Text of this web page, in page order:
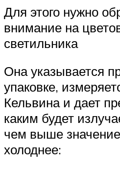
Для этого нужно
внимание на
светильника
Она указывается
упаковке,
Кельвина и дает
каким будет
чем выше
холоднее: